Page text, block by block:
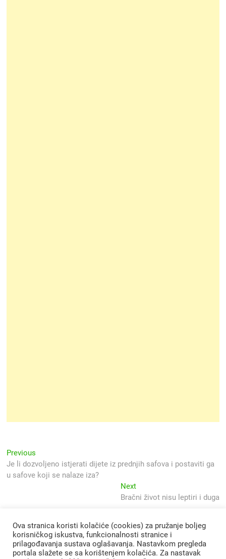
Navigacija
objava
Previous
post:
Je li dozvoljeno istjerati dijete iz prednjih safova i postaviti ga
u safove koji se nalaze iza?
NextNext
post:
Bračni život nisu leptiri i duga
Ova stranica koristi kolačiće (cookies) za pružanje boljeg
korisničkog iskustva, funkcionalnosti stranice i
prilagođavanja sustava oglašavanja. Nastavkom pregleda
portala slažete se sa korištenjem kolačića. Za nastavak